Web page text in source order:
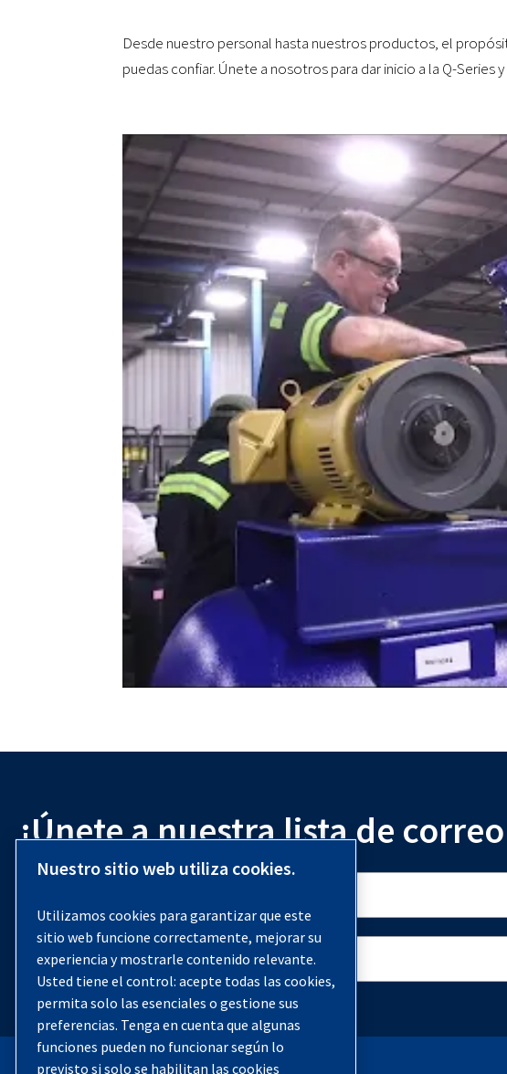
Desde nuestro personal hasta nuestros productos, el
puedas confiar. Únete a nosotros para dar inicio a la Q-Series
¡Únete a nuestra lista de
Nuestro sitio web utiliza cookies.
Utilizamos cookies para garantizar que este
sitio web funcione correctamente, mejorar su
experiencia y mostrarle contenido relevante.
Usted tiene el control: acepte todas las cookies,
permita solo las esenciales o gestione sus
preferencias. Tenga en cuenta que algunas
funciones pueden no funcionar según lo
previsto si solo se habilitan las cookies